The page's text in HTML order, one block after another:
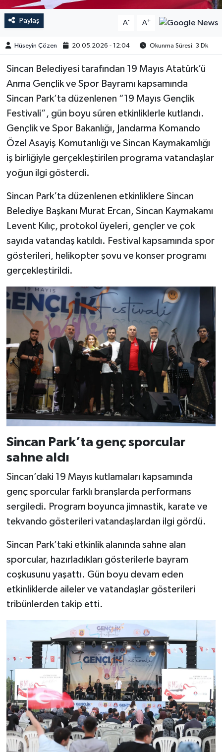
Paylaş A- A+
Hüseyin Çözen 20.05.2026 - 12:04 Okunma Süresi: 3 Dk
​​​​​Sincan Belediyesi tarafından 19 Mayıs Atatürk’ü
Anma Gençlik ve Spor Bayramı kapsamında
Sincan Park’ta düzenlenen “19 Mayıs Gençlik
Festivali”, gün boyu süren etkinliklerle kutlandı.
Gençlik ve Spor Bakanlığı, Jandarma Komando
Özel Asayiş Komutanlığı ve Sincan Kaymakamlığı
iş birliğiyle gerçekleştirilen programa vatandaşlar
yoğun ilgi gösterdi.
Sincan Park’ta düzenlenen etkinliklere Sincan
Belediye Başkanı Murat Ercan, Sincan Kaymakamı
Levent Kılıç, protokol üyeleri, gençler ve çok
sayıda vatandaş katıldı. Festival kapsamında spor
gösterileri, helikopter şovu ve konser programı
gerçekleştirildi.
Sincan Park’ta genç sporcular
sahne aldı
Sincan’daki 19 Mayıs kutlamaları kapsamında
genç sporcular farklı branşlarda performans
sergiledi. Program boyunca jimnastik, karate ve
tekvando gösterileri vatandaşlardan ilgi gördü.
Sincan Park’taki etkinlik alanında sahne alan
sporcular, hazırladıkları gösterilerle bayram
coşkusunu yaşattı. Gün boyu devam eden
etkinliklerde aileler ve vatandaşlar gösterileri
tribünlerden takip etti.